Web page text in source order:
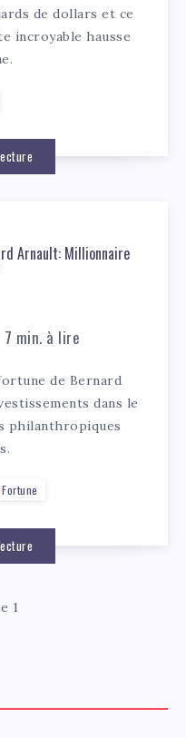
de dollars et ce
incroyable hausse
Arnault: Millionnaire
7 min. à lire
de Bernard
dans le
philanthropiques
Fortune
1